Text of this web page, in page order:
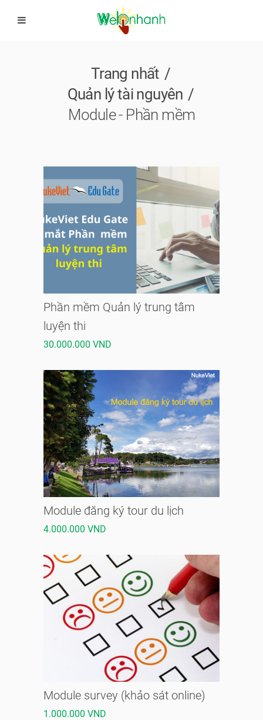
Trang nhất
Quản lý tài nguyên
Module - Phần mềm
Phần mềm Quản lý trung tâm
luyện thi
30.000.000 VND
Module đăng ký tour du lịch
4.000.000 VND
Module survey (khảo sát online)
1.000.000 VND